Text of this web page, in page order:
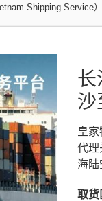
Shipping Service）
长
沙
皇
代理
海陆
取货